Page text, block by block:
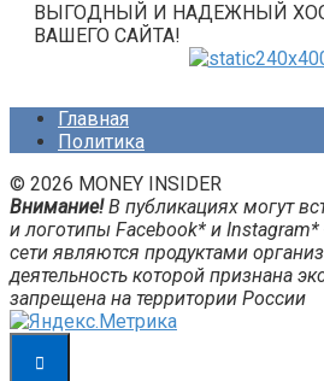
ВЫГОДНЫЙ И НАДЕЖНЫЙ
ВАШЕГО САЙТА!
Главная
Политика
© 2026 MONEY INSIDER
Внимание!В публикациях могут
и логотипы Facebook* и
сети являются продуктами
деятельность которой признана
запрещена на территории России